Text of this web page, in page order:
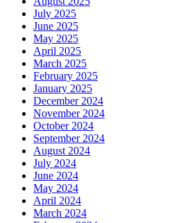
July 2025
June 2025
May 2025
April 2025
March 2025
February 2025
January 2025
December 2024
November 2024
October 2024
September 2024
August 2024
July 2024
June 2024
May 2024
April 2024
March 2024